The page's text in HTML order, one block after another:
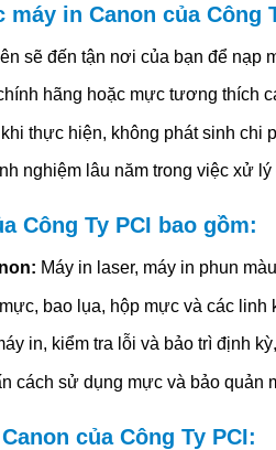
in Canon của Công
sẽ đến tận nơi của bạn để nạp
hãng hoặc mực tương thích
thực hiện, không phát sinh chi
nghiệm lâu năm trong việc xử
Công Ty PCI bao gồm:
Máy in laser, máy in phun
bao lụa, hộp mực và các linh
in, kiểm tra lỗi và bảo trì định
cách sử dụng mực và bảo quản
của Công Ty PCI: